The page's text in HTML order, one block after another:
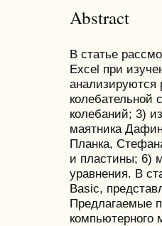
Abstract
В статье
Excel при
колебательной
колебаний; 3)
маятника
Планка,
и пластины; 6)
уравнения. В
Basic,
Предлагаемые
компьютерного